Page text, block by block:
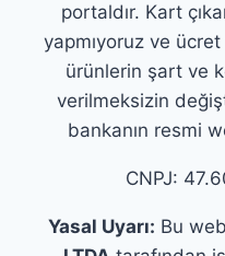
portaldır. Kart
yapmıyoruz ve
ürünlerin şart ve
verilmeksizin
bankanın resmi
CNPJ:
Yasal Uyarı: Bu